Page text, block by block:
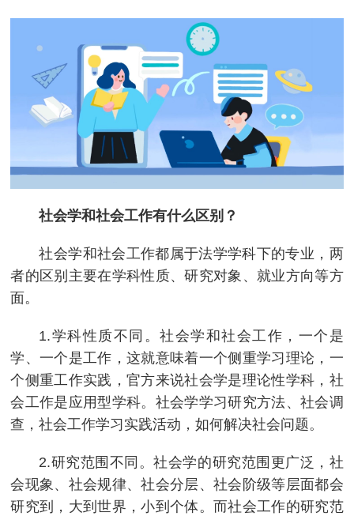
社会学和社会工作有什么区别？
社会学和社会工作都属于法学学科下的专业，两
者的区别主要在学科性质、研究对象、就业方向等方
面。
1.学科性质不同。社会学和社会工作，一个是
学、一个是工作，这就意味着一个侧重学习理论，一
个侧重工作实践，官方来说社会学是理论性学科，社
会工作是应用型学科。社会学学习研究方法、社会调
查，社会工作学习实践活动，如何解决社会问题。
2.研究范围不同。社会学的研究范围更广泛，社
会现象、社会规律、社会分层、社会阶级等层面都会
研究到，大到世界，小到个体。而社会工作的研究范